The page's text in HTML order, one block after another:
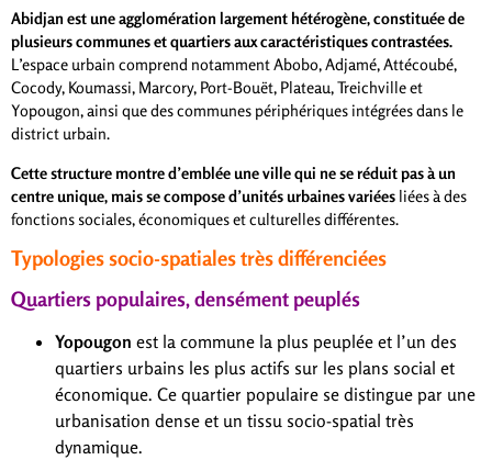
Abidjan est une agglomération largement hétérogène, constituée de
plusieurs communes et quartiers aux caractéristiques contrastées.
L’espace urbain comprend notamment Abobo, Adjamé, Attécoubé,
Cocody, Koumassi, Marcory, Port-Bouët, Plateau, Treichville et
Yopougon, ainsi que des communes périphériques intégrées dans le
district urbain.
Cette structure montre d’emblée une ville qui ne se réduit pas à un
centre unique, mais se compose d’unités urbaines variées liées à des
fonctions sociales, économiques et culturelles différentes.
Typologies socio-spatiales très différenciées
Quartiers populaires, densément peuplés
Yopougon est la commune la plus peuplée et l’un des
quartiers urbains les plus actifs sur les plans social et
économique. Ce quartier populaire se distingue par une
urbanisation dense et un tissu socio-spatial très
dynamique.